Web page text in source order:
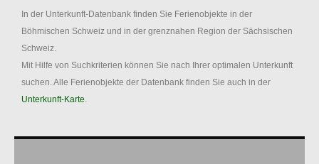
In der Unterkunft-Datenbank finden Sie Ferienobjekte in der
Böhmischen Schweiz und in der grenznahen Region der Sächsischen
Schweiz.
Mit Hilfe von Suchkriterien können Sie nach Ihrer optimalen Unterkunft
suchen. Alle Ferienobjekte der Datenbank finden Sie auch in der
Unterkunft-Karte.